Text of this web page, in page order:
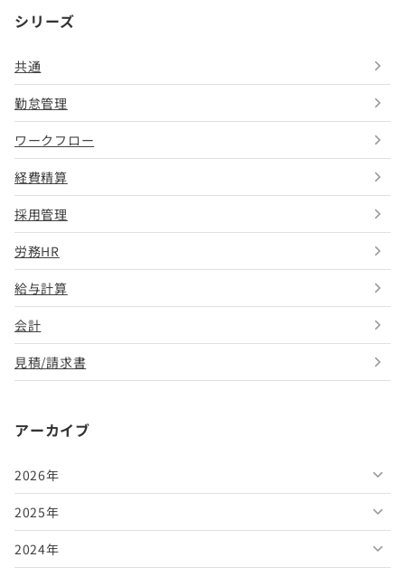
シリーズ
共通
勤怠管理
ワークフロー
経費精算
採用管理
労務HR
給与計算
会計
見積/請求書
アーカイブ
2026年
2026年8月
2026年7月
2025年
2025年12月
2024年